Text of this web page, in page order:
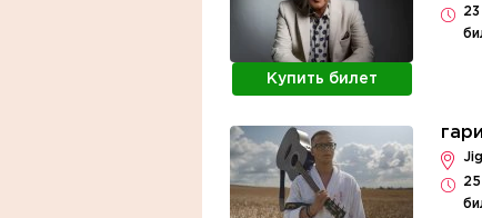
Купить билет